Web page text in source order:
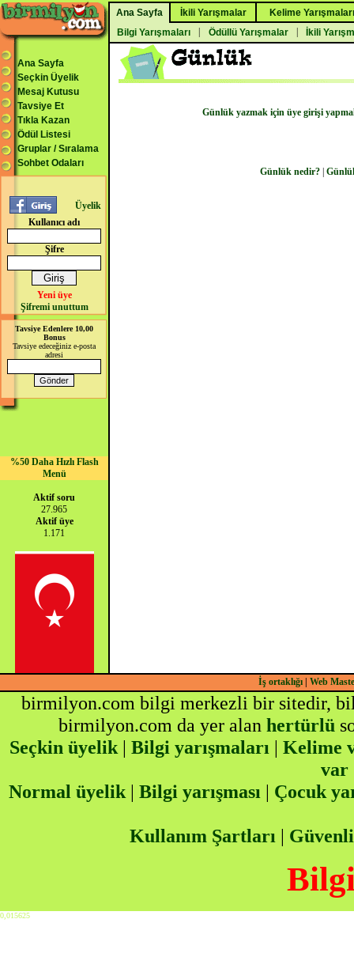
Ana Sayfa İkili Yarışmalar
Kelime Yarışmaları
Bilgi Yarışmaları
Ödüllü Yarışmalar İkili
Ana Sayfa
Seçkin Üyelik
Mesaj Kutusu
Tavsiye Et
Tıkla Kazan
Ödül Listesi
Gruplar / Sıralama
Sohbet Odaları
Üyelik
Kullanıcı adı
Şifre
Yeni üye
Şifremi unuttum
Tavsiye Edenlere 10,00
Bonus
Tavsiye edeceğiniz e-posta
adresi
%50 Daha Hızlı Flash
Menü
Aktif soru
27.965
Aktif üye
1.171
Günlük yazmak için üye girişi
Günlük nedir?|
İş ortaklığı| Web
birmilyon.com bilgi merkezli bir sitedir,
birmilyon.com da yer alan hertürlü
Seçkin üyelik| Bilgi yarışmaları | Kelime
var
Normal üyelik | Bilgi yarışması | Çocuk
Kullanım Şartları |
Bilgi
0,015625